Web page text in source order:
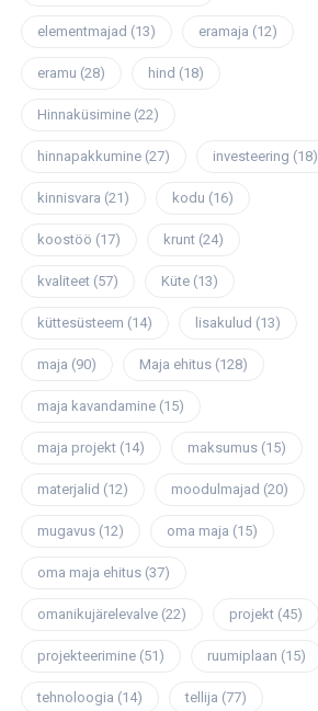
elementmajad (13) eramaja (12)
eramu (28) hind (18)
Hinnaküsimine (22)
hinnapakkumine (27) investeering (18)
kinnisvara (21) kodu (16)
koostöö (17) krunt (24)
kvaliteet (57) Küte (13)
küttesüsteem (14) lisakulud (13)
maja (90) Maja ehitus (128)
maja kavandamine (15)
maja projekt (14) maksumus (15)
materjalid (12) moodulmajad (20)
mugavus (12) oma maja (15)
oma maja ehitus (37)
omanikujärelevalve (22) projekt (45)
projekteerimine (51) ruumiplaan (15)
tehnoloogia (14) tellija (77)